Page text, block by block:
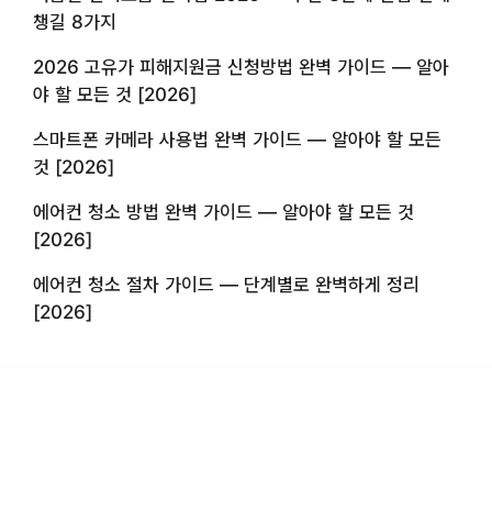
챙길 8가지
2026 고유가 피해지원금 신청방법 완벽 가이드 — 알아
야 할 모든 것 [2026]
스마트폰 카메라 사용법 완벽 가이드 — 알아야 할 모든
것 [2026]
에어컨 청소 방법 완벽 가이드 — 알아야 할 모든 것
[2026]
에어컨 청소 절차 가이드 — 단계별로 완벽하게 정리
[2026]